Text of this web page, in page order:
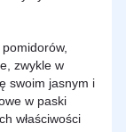
zwykle w
swoim jasnym i
w paski
właściwości